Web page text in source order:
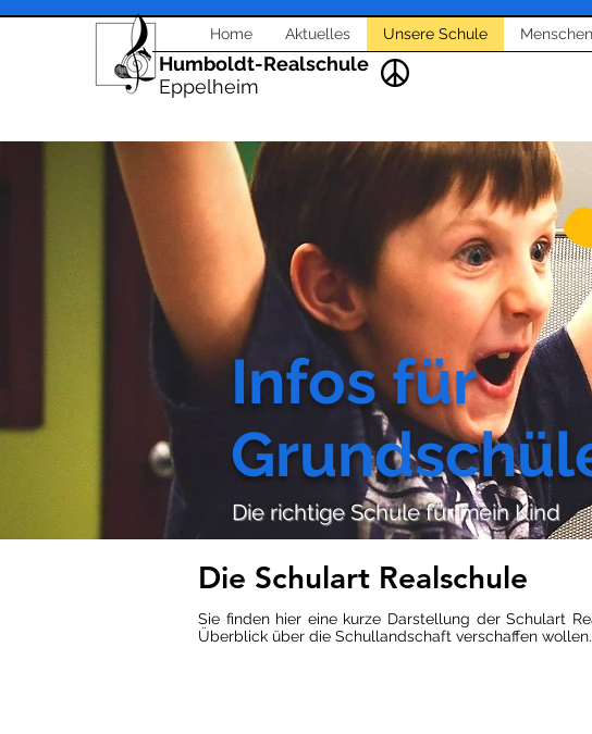
Home Aktuelles Unsere Schule Menschen
Humboldt-Realschule
Eppelheim
Infos für
Die richtige Schule für mein Kind
Die Schulart Realschule
Sie finden hier eine kurze Darstellung der Schulart
Überblick über die Schullandschaft verschaffen